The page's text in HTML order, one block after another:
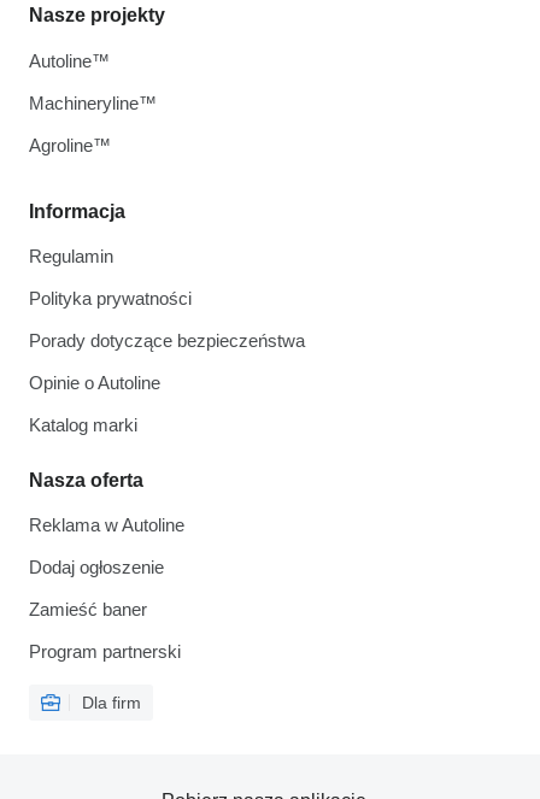
Informacja
Regulamin
Polityka prywatności
Porady dotyczące bezpieczeństwa
Opinie o Autoline
Katalog marki
Nasza oferta
Reklama w Autoline
Dodaj ogłoszenie
Zamieść baner
Program partnerski
Dla firm
Nasze projekty
Autoline™
Machineryline™
Agroline™